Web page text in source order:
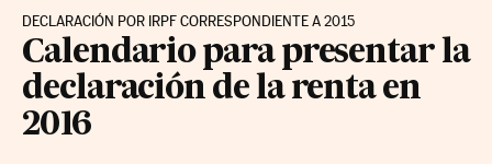
DECLARACIÓN POR IRPF CORRESPONDIENTE A 2015
Calendario para presentar la
declaración de la renta en
2016